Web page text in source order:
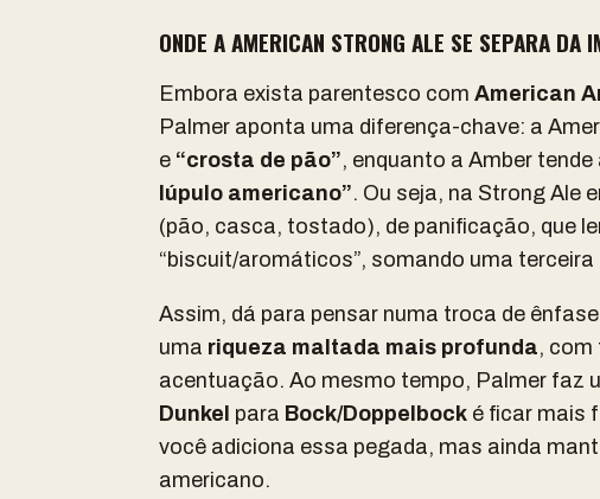
ONDE A AMERICAN STRONG ALE SE SEPARA DA
Embora exista parentesco com American
Palmer aponta uma diferença-chave: a
e “crosta de pão”, enquanto a Amber tende
lúpulo americano”. Ou seja, na Strong Ale
(pão, casca, tostado), de panificação, que
“biscuit/aromáticos”, somando uma
Assim, dá para pensar numa troca de
uma riqueza maltada mais profunda,
acentuação. Ao mesmo tempo, Palmer faz
Dunkel para Bock/Doppelbock é ficar mais
você adiciona essa pegada, mas ainda
americano.